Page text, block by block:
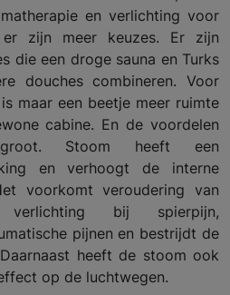
en verlichting voor
er zijn meer keuzes. Er zijn
die een droge sauna en Turks
douches combineren. Voor
maar een beetje meer ruimte
cabine. En de voordelen
Stoom heeft een
en verhoogt de interne
voorkomt veroudering van
bij spierpijn,
pijnen en bestrijdt de
heeft de stoom ook
op de luchtwegen.